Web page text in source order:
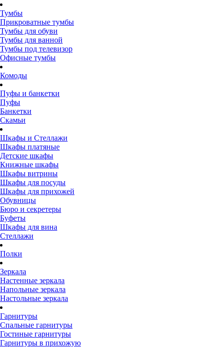
Тумбы
Прикроватные тумбы
Тумбы для обуви
Тумбы для ванной
Тумбы под телевизор
Офисные тумбы
Комоды
Пуфы и банкетки
Пуфы
Банкетки
Скамьи
Шкафы и Стеллажи
Шкафы платяные
Детские шкафы
Книжные шкафы
Шкафы витрины
Шкафы для посуды
Шкафы для прихожей
Обувницы
Бюро и секретеры
Буфеты
Шкафы для вина
Стеллажи
Полки
Зеркала
Настенные зеркала
Напольные зеркала
Настольные зеркала
Гарнитуры
Спальные гарнитуры
Гостиные гарнитуры
Гарнитуры в прихожую